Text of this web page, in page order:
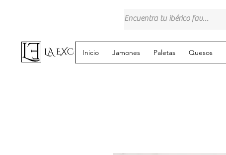
Inicio Jamones Paletas Quesos